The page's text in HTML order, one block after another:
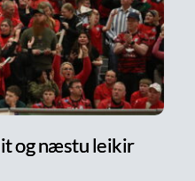
og næstu leikir